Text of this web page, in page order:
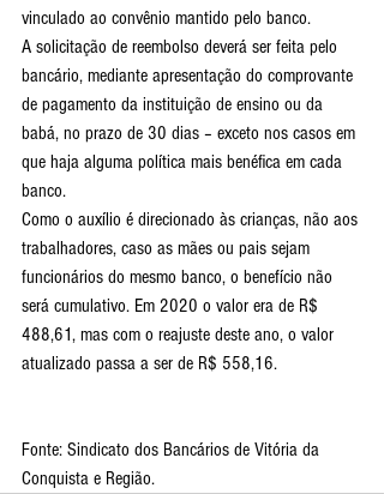
vinculado ao convênio mantido pelo banco.
A solicitação de reembolso deverá ser feita pelo
bancário, mediante apresentação do comprovante
de pagamento da instituição de ensino ou da
babá, no prazo de 30 dias – exceto nos casos em
que haja alguma política mais benéfica em cada
banco.
Como o auxílio é direcionado às crianças, não aos
trabalhadores, caso as mães ou pais sejam
funcionários do mesmo banco, o benefício não
será cumulativo. Em 2020 o valor era de R$
488,61, mas com o reajuste deste ano, o valor
atualizado passa a ser de R$ 558,16.
Fonte: Sindicato dos Bancários de Vitória da
Conquista e Região.